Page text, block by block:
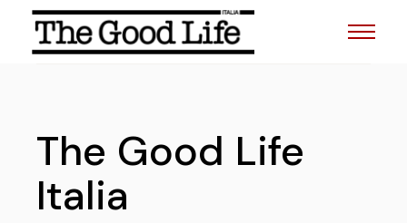
The Good Life
Italia